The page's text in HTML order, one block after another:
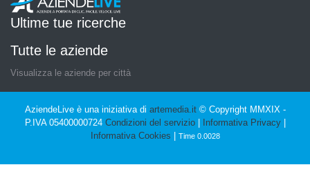
Ultime tue ricerche
Tutte le aziende
Visualizza le aziende per città
AziendeLive è una iniziativa di artemedia.it© Copyright MMXIX -
P.IVA 05400000724 Condizioni del servizio| Informativa Privacy|
Informativa Cookies | Time 0.0028